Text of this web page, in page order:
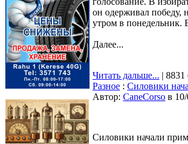
он одерживал победу,
утром в понедельник.
Далее...
Читать дальше... | 8831
Разное : Силовики
Автор: CaneCorso в
Силовики начали